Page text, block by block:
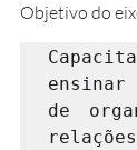
Objetivo do
de